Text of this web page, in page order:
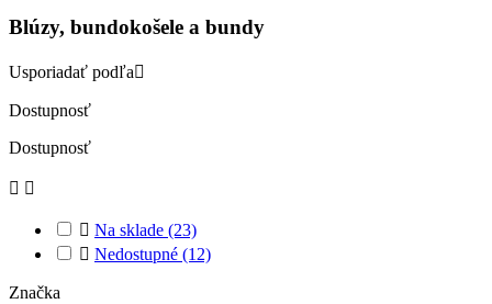
Blúzy, bundokošele a bundy
Usporiadať podľa
Dostupnosť
Dostupnosť
 
 Na sklade (23)
 Nedostupné (12)
Značka